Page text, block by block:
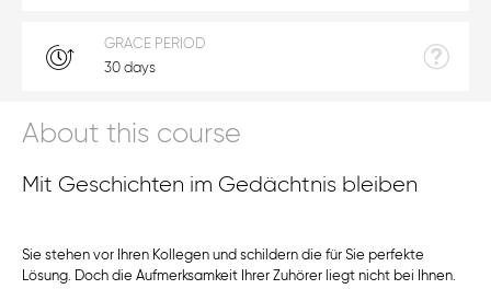
About this course
Mit Geschichten im Gedächtnis bleiben
Sie stehen vor Ihren Kollegen und schildern die für Sie perfekte
Lösung. Doch die Aufmerksamkeit Ihrer Zuhörer liegt nicht bei Ihnen.
GRACE PERIOD
30 days